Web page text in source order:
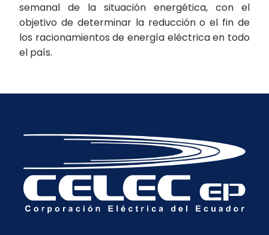
semanal de la situación energética, con el
objetivo de determinar la reducción o el fin de
los racionamientos de energía eléctrica en todo
el país.